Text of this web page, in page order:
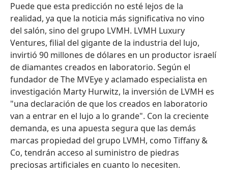
Puede que esta predicción no esté lejos de la
realidad, ya que la noticia más significativa no vino
del salón, sino del grupo LVMH. LVMH Luxury
Ventures, filial del gigante de la industria del lujo,
invirtió 90 millones de dólares en un productor israelí
de diamantes creados en laboratorio. Según el
fundador de The MVEye y aclamado especialista en
investigación Marty Hurwitz, la inversión de LVMH es
"una declaración de que los creados en laboratorio
van a entrar en el lujo a lo grande". Con la creciente
demanda, es una apuesta segura que las demás
marcas propiedad del grupo LVMH, como Tiffany &
Co, tendrán acceso al suministro de piedras
preciosas artificiales en cuanto lo necesiten.